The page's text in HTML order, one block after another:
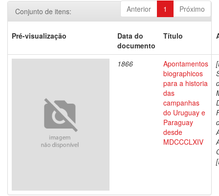
Anterior 1 Próximo
Conjunto de itens:
Pré-visualização
Data do
documento
Título
1866
Apontamentos
biographicos
para a historia
das
campanhas
do Uruguay e
Paraguay
desde
MDCCCLXIV